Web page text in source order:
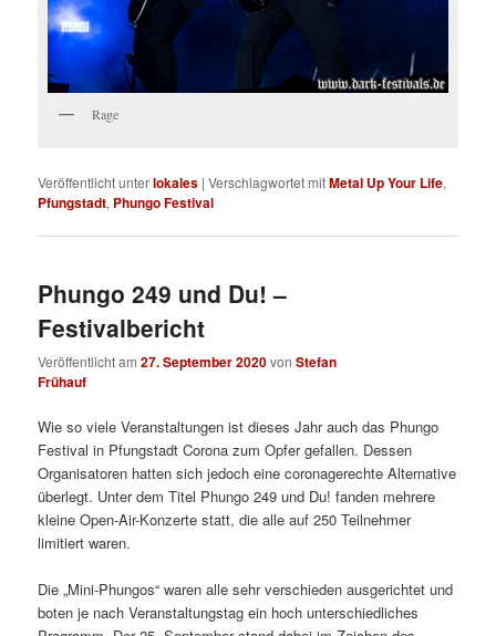
Rage
Veröffentlicht unterlokales |Verschlagwortet mitMetal Up Your Life,
Pfungstadt, Phungo Festival
Phungo 249 und Du! –
Festivalbericht
Veröffentlicht am27. September 2020vonStefan
Frühauf
Wie so viele Veranstaltungen ist dieses Jahr auch das Phungo
Festival in Pfungstadt Corona zum Opfer gefallen. Dessen
Organisatoren hatten sich jedoch eine coronagerechte Alternative
überlegt. Unter dem Titel Phungo 249 und Du! fanden mehrere
kleine Open-Air-Konzerte statt, die alle auf 250 Teilnehmer
limitiert waren.
Die „Mini-Phungos“ waren alle sehr verschieden ausgerichtet und
boten je nach Veranstaltungstag ein hoch unterschiedliches